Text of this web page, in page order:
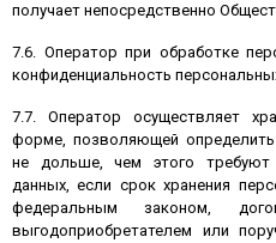
получает непосредственно
7.6. Оператор при обработке
конфиденциальность
7.7. Оператор осуществляет
форме, позволяющей определить
не дольше, чем этого требуют
данных, если срок хранения
федеральным законом,
выгодоприобретателем или